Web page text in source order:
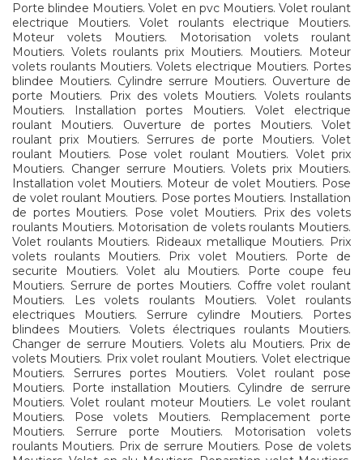
Porte blindee Moutiers. Volet en pvc Moutiers. Volet roulant
electrique Moutiers. Volet roulants electrique Moutiers.
Moteur volets Moutiers. Motorisation volets roulant
Moutiers. Volets roulants prix Moutiers. Moutiers. Moteur
volets roulants Moutiers. Volets electrique Moutiers. Portes
blindee Moutiers. Cylindre serrure Moutiers. Ouverture de
porte Moutiers. Prix des volets Moutiers. Volets roulants
Moutiers. Installation portes Moutiers. Volet electrique
roulant Moutiers. Ouverture de portes Moutiers. Volet
roulant prix Moutiers. Serrures de porte Moutiers. Volet
roulant Moutiers. Pose volet roulant Moutiers. Volet prix
Moutiers. Changer serrure Moutiers. Volets prix Moutiers.
Installation volet Moutiers. Moteur de volet Moutiers. Pose
de volet roulant Moutiers. Pose portes Moutiers. Installation
de portes Moutiers. Pose volet Moutiers. Prix des volets
roulants Moutiers. Motorisation de volets roulants Moutiers.
Volet roulants Moutiers. Rideaux metallique Moutiers. Prix
volets roulants Moutiers. Prix volet Moutiers. Porte de
securite Moutiers. Volet alu Moutiers. Porte coupe feu
Moutiers. Serrure de portes Moutiers. Coffre volet roulant
Moutiers. Les volets roulants Moutiers. Volet roulants
electriques Moutiers. Serrure cylindre Moutiers. Portes
blindees Moutiers. Volets électriques roulants Moutiers.
Changer de serrure Moutiers. Volets alu Moutiers. Prix de
volets Moutiers. Prix volet roulant Moutiers. Volet electrique
Moutiers. Serrures portes Moutiers. Volet roulant pose
Moutiers. Porte installation Moutiers. Cylindre de serrure
Moutiers. Volet roulant moteur Moutiers. Le volet roulant
Moutiers. Pose volets Moutiers. Remplacement porte
Moutiers. Serrure porte Moutiers. Motorisation volets
roulants Moutiers. Prix de serrure Moutiers. Pose de volets